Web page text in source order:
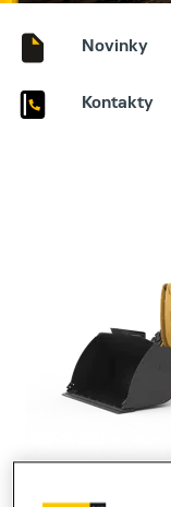
Novinky
Kontakty